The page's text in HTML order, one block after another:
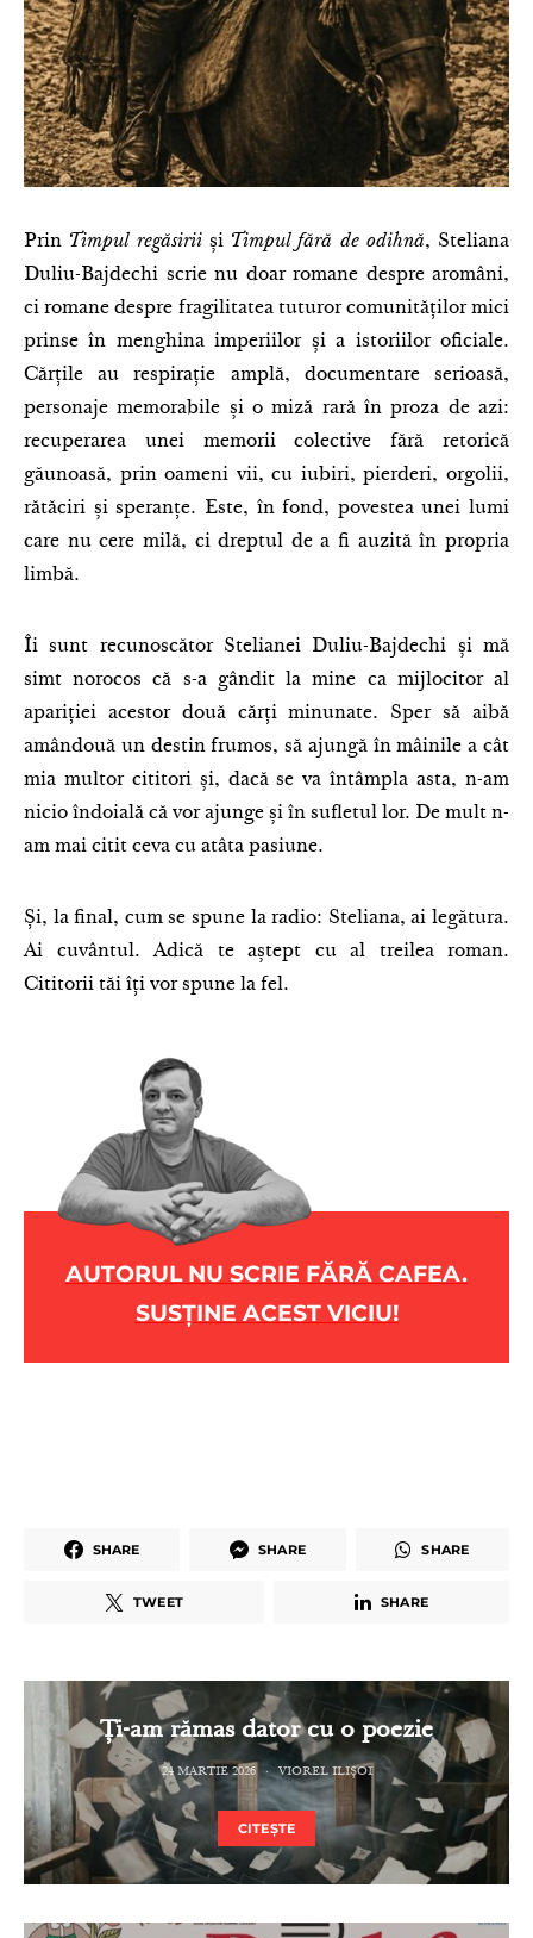
Prin Timpul regăsiriiși Timpul fără de odihnă, Steliana
Duliu-Bajdechi scrie nu doar romane despre aromâni,
ci romane despre fragilitatea tuturor comunităților mici
prinse în menghina imperiilor și a istoriilor oficiale.
Cărțile au respirație amplă, documentare serioasă,
personaje memorabile și o miză rară în proza de azi:
recuperarea unei memorii colective fără retorică
găunoasă, prin oameni vii, cu iubiri, pierderi, orgolii,
rătăciri și speranțe. Este, în fond, povestea unei lumi
care nu cere milă, ci dreptul de a fi auzită în propria
limbă.
Îi sunt recunoscător Stelianei Duliu-Bajdechi și mă
simt norocos că s-a gândit la mine ca mijlocitor al
apariției acestor două cărți minunate. Sper să aibă
amândouă un destin frumos, să ajungă în mâinile a cât
mia multor cititori și, dacă se va întâmpla asta, n-am
nicio îndoială că vor ajunge și în sufletul lor. De mult n-
am mai citit ceva cu atâta pasiune.
Și, la final, cum se spune la radio: Steliana, ai legătura.
Ai cuvântul. Adică te aștept cu al treilea roman.
Cititorii tăi îți vor spune la fel.
AUTORUL NU SCRIE FĂRĂ CAFEA.
SUSȚINE ACEST VICIU!
SHARE SHARE SHARE
TWEET SHARE
Ți-am rămas dator cu o poezie
24 MARTIE 2026 VIOREL ILIȘOI
CITEȘTE